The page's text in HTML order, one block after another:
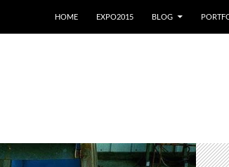
HOME
EXPO2015 BLOG